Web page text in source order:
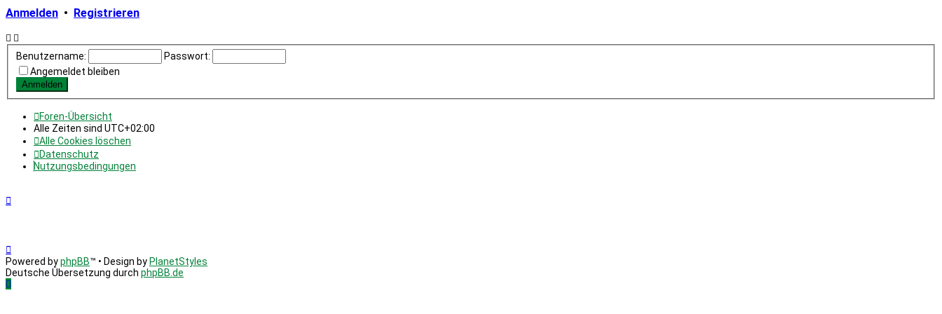
Anmelden • Registrieren
Benutzername:
Passwort:
Angemeldet bleiben
Foren-Übersicht
Alle Zeiten sind UTC+02:00
Alle Cookies löschen
Datenschutz
Nutzungsbedingungen
Powered byphpBB™ • Design by PlanetStyles
Deutsche Übersetzung durch phpBB.de